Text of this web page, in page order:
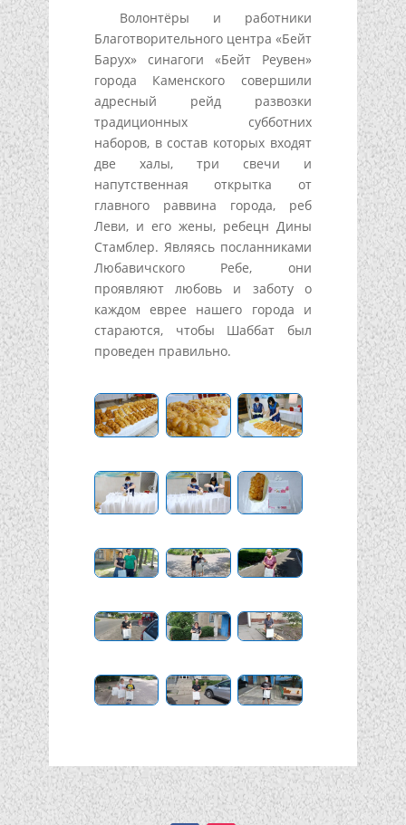
Волонтёры и работники
Благотворительного центра «Бейт
Барух» синагоги «Бейт Реувен»
города Каменского совершили
адресный рейд развозки
традиционных субботних
наборов, в состав которых входят
две халы, три свечи и
напутственная открытка от
главного раввина города, реб
Леви, и его жены, ребецн Дины
Стамблер. Являясь посланниками
Любавичского Ребе, они
проявляют любовь и заботу о
каждом еврее нашего города и
стараются, чтобы Шаббат был
проведен правильно.
Подписывайтесь!